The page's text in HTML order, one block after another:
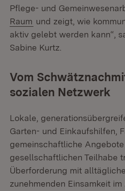
Pflege- und
Raum (Öffnet in neuem
und zeigt, wie
aktiv gelebt werden kann“,
Sabine Kurtz.
Vom
sozialen Netzwerk
Lokale,
Garten- und Einkaufshilfen,
gemeinschaftliche
gesellschaftlichen Teilhabe
Überforderung mit
zunehmenden Einsamkeit